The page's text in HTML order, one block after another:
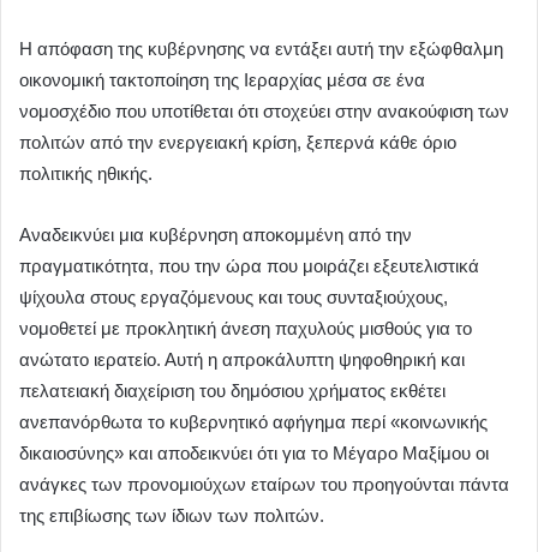
Η απόφαση της κυβέρνησης να εντάξει αυτή την εξώφθαλμη
οικονομική τακτοποίηση της Ιεραρχίας μέσα σε ένα
νομοσχέδιο που υποτίθεται ότι στοχεύει στην ανακούφιση των
πολιτών από την ενεργειακή κρίση, ξεπερνά κάθε όριο
πολιτικής ηθικής.
Αναδεικνύει μια κυβέρνηση αποκομμένη από την
πραγματικότητα, που την ώρα που μοιράζει εξευτελιστικά
ψίχουλα στους εργαζόμενους και τους συνταξιούχους,
νομοθετεί με προκλητική άνεση παχυλούς μισθούς για το
ανώτατο ιερατείο. Αυτή η απροκάλυπτη ψηφοθηρική και
πελατειακή διαχείριση του δημόσιου χρήματος εκθέτει
ανεπανόρθωτα το κυβερνητικό αφήγημα περί «κοινωνικής
δικαιοσύνης» και αποδεικνύει ότι για το Μέγαρο Μαξίμου οι
ανάγκες των προνομιούχων εταίρων του προηγούνται πάντα
της επιβίωσης των ίδιων των πολιτών.